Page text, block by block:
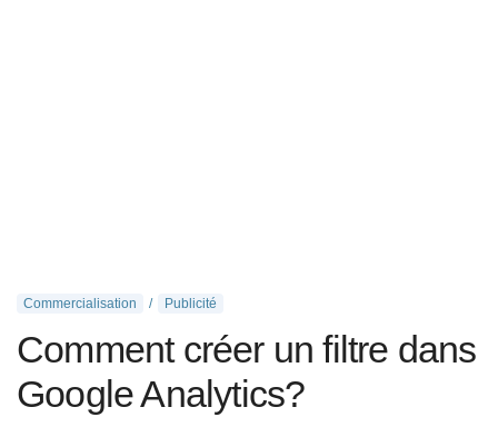
Commercialisation Publicité
Comment créer un filtre dans
Google Analytics?